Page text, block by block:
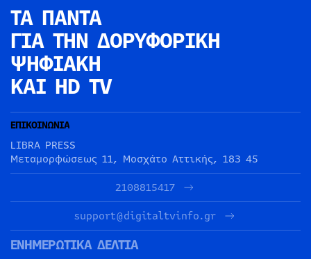
ΤΑ ΠΑΝΤΑ
ΓΙΑ ΤΗΝ ΔΟΡΥΦΟΡΙΚΗ
ΨΗΦΙΑΚΗ
ΚΑΙ HD TV
ΕΠΙΚΟΙΝΩΝΙΑ
LIBRA PRESS
Μεταμορφώσεως 11, Μοσχάτο Αττικής, 183 45
2108815417
support@digitaltvinfo.gr
ΕΝΗΜΕΡΩΤΙΚΑ ΔΕΛΤΙΑ